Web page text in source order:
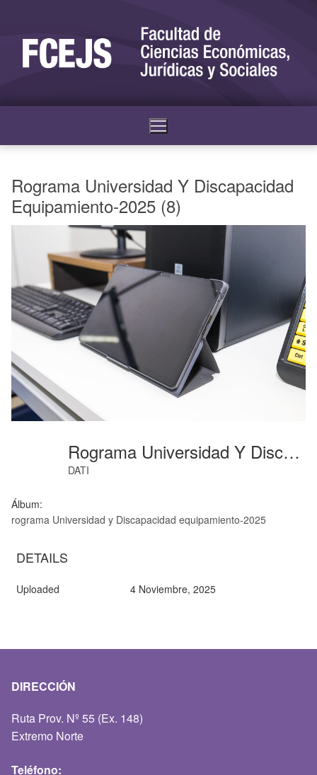
Rograma Universidad Y Discapacidad
Equipamiento-2025 (8)
Rograma Universidad Y Discapacidad Equipamiento-2025 (8)
DATI
Álbum:
rograma Universidad y Discapacidad equipamiento-2025
DETAILS
Uploaded 4 Noviembre, 2025
DIRECCIÓN
Ruta Prov. Nº 55 (Ex. 148)
Extremo Norte
Teléfono: